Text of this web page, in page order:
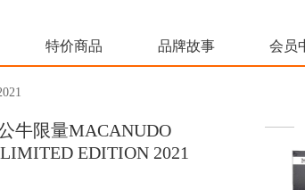
特价商品 品牌故事 会员
牛限量MACANUDO
EDITION 2021